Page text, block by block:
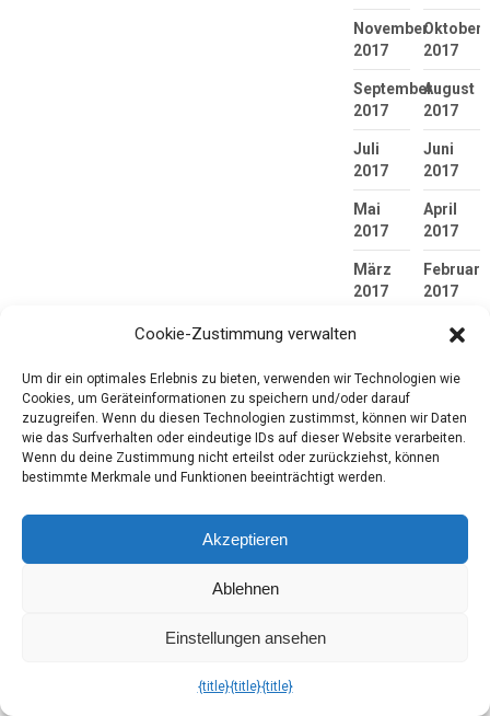
November
2017
Oktober
2017
September
2017
August
2017
Juli
2017
Juni
2017
Mai
2017
April
2017
März
2017
Februar
2017
Januar
November
2016
2016
September
2016
Cookie-Zustimmung verwalten
Um dir ein optimales Erlebnis zu bieten, verwenden wir Technologien wie
Cookies, um Geräteinformationen zu speichern und/oder darauf
zuzugreifen. Wenn du diesen Technologien zustimmst, können wir Daten
wie das Surfverhalten oder eindeutige IDs auf dieser Website verarbeiten.
Wenn du deine Zustimmung nicht erteilst oder zurückziehst, können
bestimmte Merkmale und Funktionen beeinträchtigt werden.
Akzeptieren
Ablehnen
Einstellungen ansehen
{title}{title}{title}